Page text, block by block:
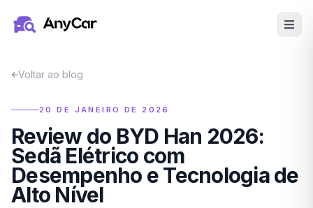
Voltar ao blog
20 DE JANEIRO DE 2026
Review do BYD Han 2026:
Sedã Elétrico com
Desempenho e Tecnologia de
Alto Nível